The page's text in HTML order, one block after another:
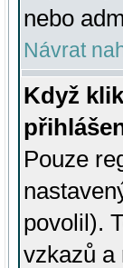
nebo
Návrat
Když
Pouze
povolil).
vzkazů a